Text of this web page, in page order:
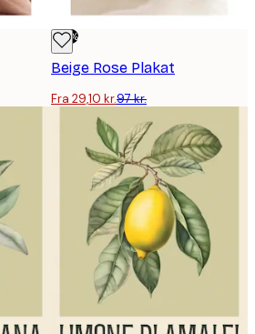
-70%
Beige Rose Plakat
Fra 29,10 kr.97 kr.